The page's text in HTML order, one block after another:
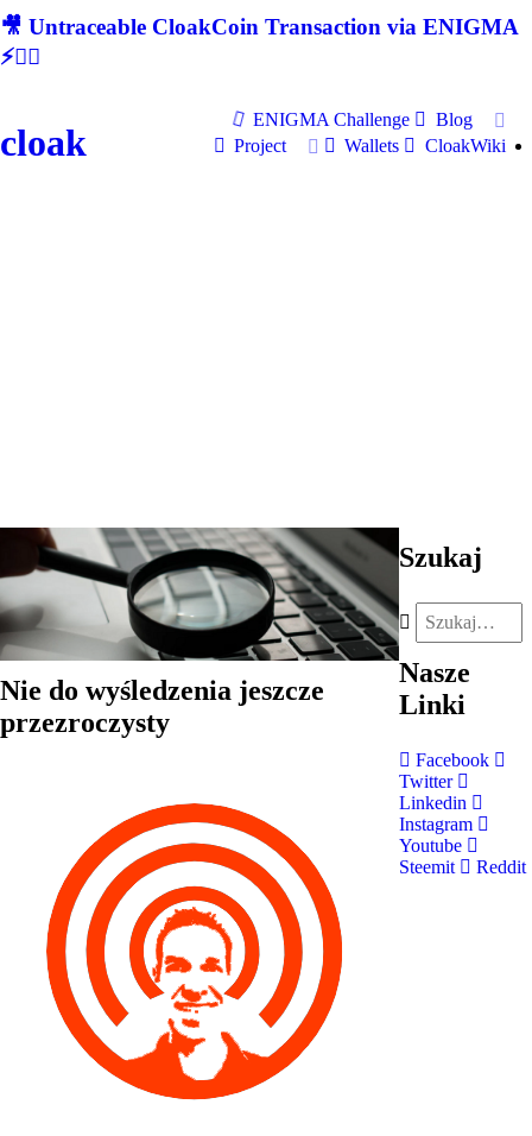
🎥 Untraceable CloakCoin Transaction via ENIGMA
⚡🕵‍♂
cloak
ENIGMA Challenge
Blog
Project
Wallets CloakWiki
Nie do wyśledzenia jeszcze
przezroczysty
Szukaj
Nasze
Linki
Facebook
Twitter
Linkedin
Instagram
Youtube
Steemit
Reddit